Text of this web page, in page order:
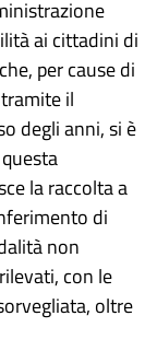
ai cittadini di
per cause di
il
degli anni, si è
la raccolta a
di
non
con le
oltre